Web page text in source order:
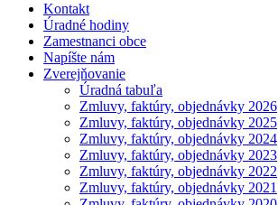
Kontakt
Úradné hodiny
Zamestnanci obce
Napíšte nám
Zverejňovanie
Úradná tabuľa
Zmluvy, faktúry, objednávky 2026
Zmluvy, faktúry, objednávky 2025
Zmluvy, faktúry, objednávky 2024
Zmluvy, faktúry, objednávky 2023
Zmluvy, faktúry, objednávky 2022
Zmluvy, faktúry, objednávky 2021